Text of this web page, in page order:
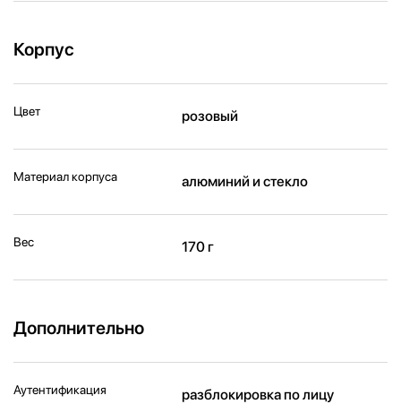
Корпус
Цвет розовый
Материал корпуса алюминий и стекло
Вес 170 г
Дополнительно
Аутентификация разблокировка по лицу